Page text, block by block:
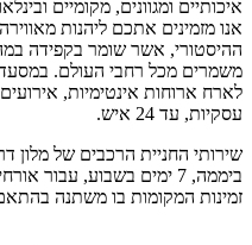
איכותיים ומגוונים, מקומיים
אנו מזמינים אתכם ליהנות
משמרים מכל רחבי העולם.
לארח ארוחות אינטימיות,
עסקיות, עד 24 איש.
ביממה, 7 ימים בשבוע, עבור
זמינות המקומות בו משתנה